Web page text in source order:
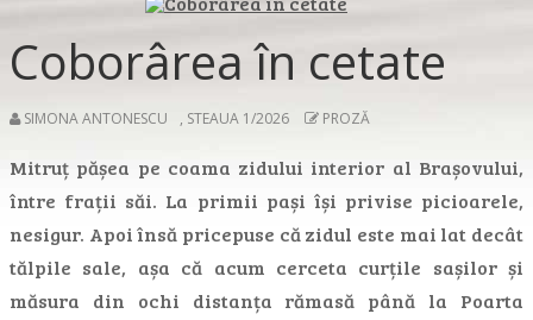
Coborârea în cetate
SIMONA ANTONESCU , STEAUA 1/2026 PROZĂ
Mitruț pășea pe coama zidului interior al Brașovului,
între frații săi. La primii pași își privise picioarele,
nesigur. Apoi însă pricepuse că zidul este mai lat decât
tălpile sale, așa că acum cerceta curțile sașilor și
măsura din ochi distanța rămasă până la Poarta